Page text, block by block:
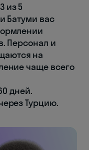
из 5
Батуми вас
Персонал и
на
чаще всего
дней.
Турцию.